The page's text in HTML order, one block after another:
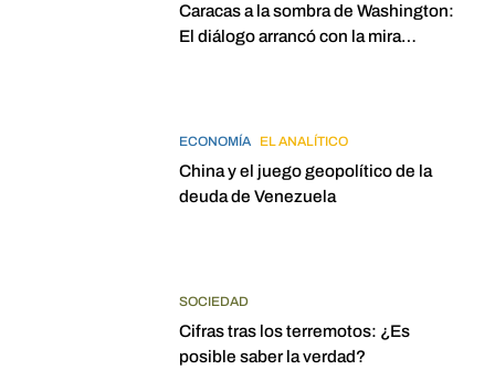
Caracas a la sombra de Washington:
El diálogo arrancó con la mira
ECONOMÍA EL ANALÍTICO
China y el juego geopolítico de la
deuda de Venezuela
SOCIEDAD
Cifras tras los terremotos: ¿Es
posible saber la verdad?